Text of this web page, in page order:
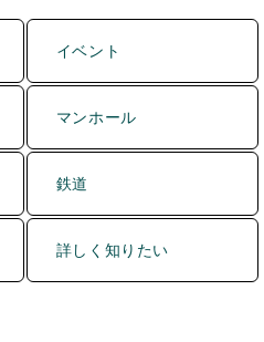
マンホール
鉄道
詳しく知りたい